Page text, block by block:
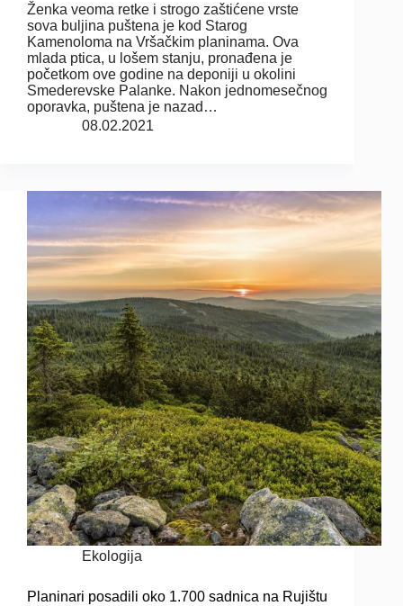
Ženka veoma retke i strogo zaštićene vrste
sova buljina puštena je kod Starog
Kamenoloma na Vršačkim planinama. Ova
mlada ptica, u lošem stanju, pronađena je
početkom ove godine na deponiji u okolini
Smederevske Palanke. Nakon jednomesečnog
oporavka, puštena je nazad…
08.02.2021
Ekologija
Planinari posadili oko 1.700 sadnica na Rujištu